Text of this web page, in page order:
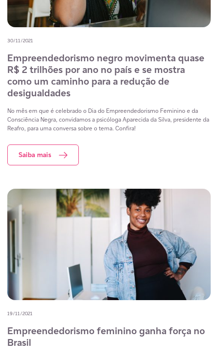
30/11/2021
Empreendedorismo negro movimenta quase
R$ 2 trilhões por ano no país e se mostra
como um caminho para a redução de
desigualdades
No mês em que é celebrado o Dia do Empreendedorismo Feminino e da
Consciência Negra, convidamos a psicóloga Aparecida da Silva, presidente da
Reafro, para uma conversa sobre o tema. Confira!
Saiba mais
19/11/2021
Empreendedorismo feminino ganha força no
Brasil